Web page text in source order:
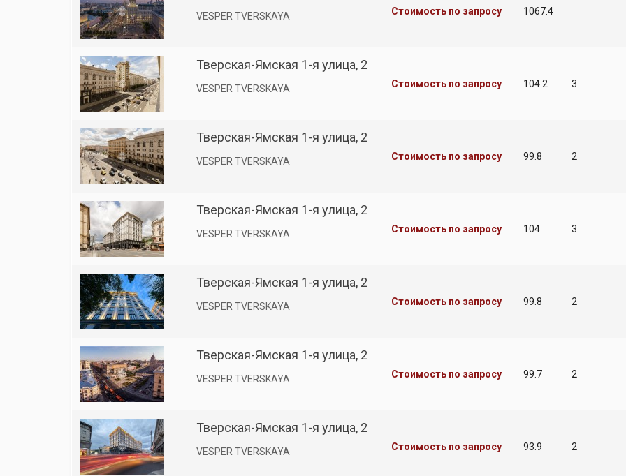
VESPER TVERSKAYA Стоимость по запросу 1067.4
Тверская-Ямская 1-я улица, 2
VESPER TVERSKAYA Стоимость по запросу 104.2 3
Тверская-Ямская 1-я улица, 2
VESPER TVERSKAYA Стоимость по запросу 99.8 2
Тверская-Ямская 1-я улица, 2
VESPER TVERSKAYA Стоимость по запросу 104 3
Тверская-Ямская 1-я улица, 2
VESPER TVERSKAYA Стоимость по запросу 99.8 2
Тверская-Ямская 1-я улица, 2
VESPER TVERSKAYA Стоимость по запросу 99.7 2
Тверская-Ямская 1-я улица, 2
VESPER TVERSKAYA Стоимость по запросу 93.9 2